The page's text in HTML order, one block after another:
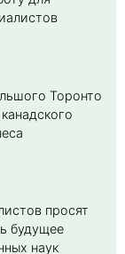
Торонто
просят
будущее
наук